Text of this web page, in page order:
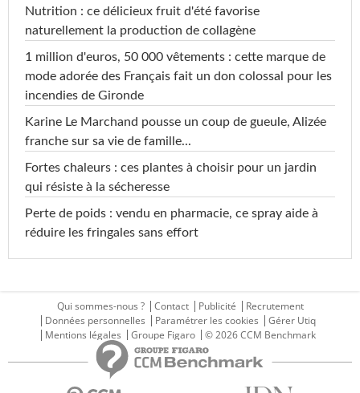
Nutrition : ce délicieux fruit d'été favorise
naturellement la production de collagène
1 million d'euros, 50 000 vêtements : cette marque de
mode adorée des Français fait un don colossal pour les
incendies de Gironde
Karine Le Marchand pousse un coup de gueule, Alizée
franche sur sa vie de famille...
Fortes chaleurs : ces plantes à choisir pour un jardin
qui résiste à la sécheresse
Perte de poids : vendu en pharmacie, ce spray aide à
réduire les fringales sans effort
Qui sommes-nous ? Contact Publicité
Recrutement
Données personnelles
Paramétrer les cookies
Gérer Utiq
Mentions légales
Groupe Figaro © 2026 CCM Benchmark